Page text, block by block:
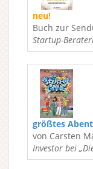
neu!
Buch zur
Startup-
größtes
von Carsten
Investor bei